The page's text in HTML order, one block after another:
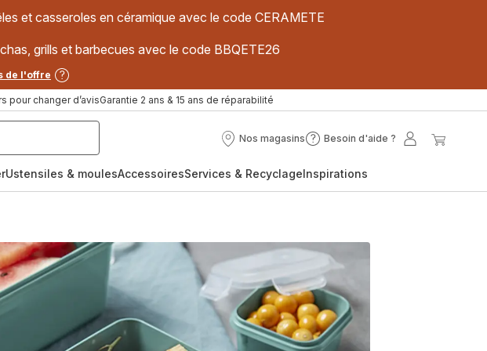
et casseroles en céramique avec le code CERAMETE
grills et barbecues avec le code BBQETE26
de l'offre
pour changer d’avisGarantie 2 ans & 15 ans de réparabilité
Nos magasins
Nos
Besoin d'aide ?
Besoin
?
Mon
Ustensiles & moulesAccessoiresServices & RecyclageInspirations